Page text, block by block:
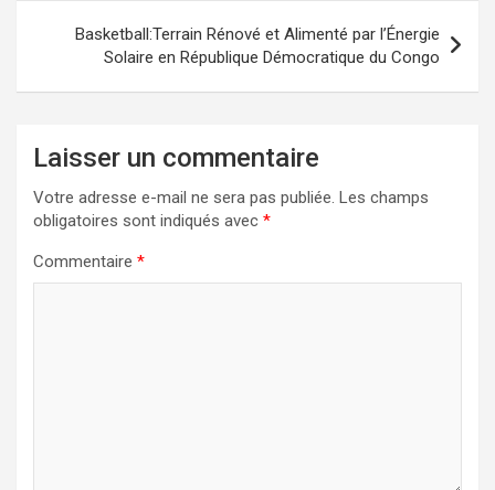
Basketball:Terrain Rénové et Alimenté par l’Énergie
Solaire en République Démocratique du Congo
Laisser un commentaire
Votre adresse e-mail ne sera pas publiée. Les champs
obligatoires sont indiqués avec *
Commentaire *